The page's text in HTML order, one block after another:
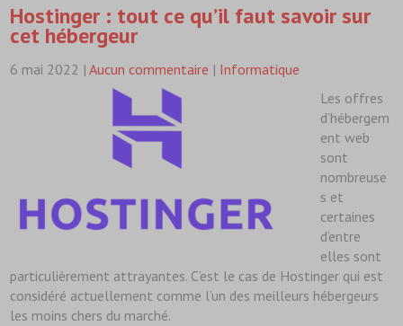
Hostinger : tout ce qu’il faut savoir sur
cet hébergeur
6 mai 2022 |Aucun commentaire | Informatique
Les offres
d’hébergem
ent web
sont
nombreuse
s et
certaines
d’entre
elles sont
particulièrement attrayantes. C’est le cas de Hostinger qui est
considéré actuellement comme l’un des meilleurs hébergeurs
les moins chers du marché.